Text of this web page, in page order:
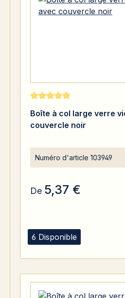
6 Disponible
Note moyenne de 5 sur 5
Boîte à col large verre
couvercle noir
Numéro d'article 103949
De 5,37 €